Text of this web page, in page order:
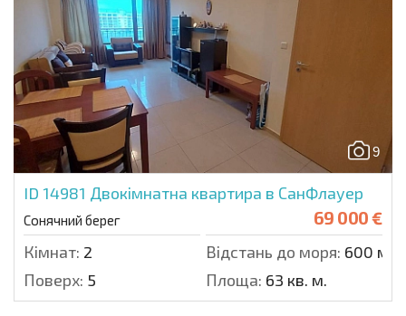
9
ID 14981 Двокімнатна квартира в СанФлауер
Сонячний берег 69 000 €
Кімнат: 2 Відстань до моря: 600 м.
Поверх: 5 Площа: 63 кв. м.